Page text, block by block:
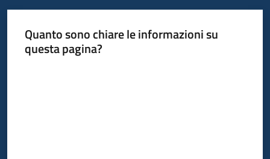
Quanto sono chiare le informazioni su
questa pagina?